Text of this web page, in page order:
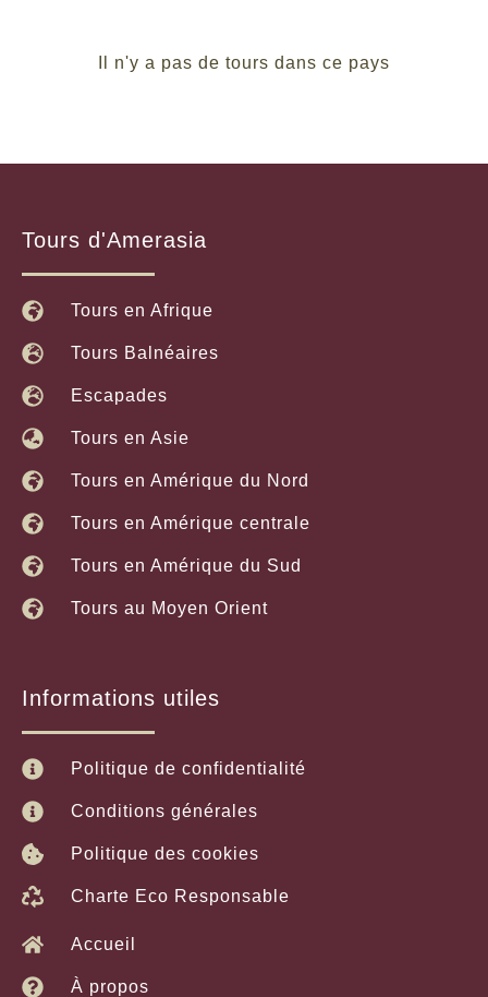
Il n'y a pas de tours dans ce pays
Tours d'Amerasia
Tours en Afrique
Tours Balnéaires
Escapades
Tours en Asie
Tours en Amérique du Nord
Tours en Amérique centrale
Tours en Amérique du Sud
Tours au Moyen Orient
Informations utiles
Politique de confidentialité
Conditions générales
Politique des cookies
Charte Eco Responsable
Accueil
À propos